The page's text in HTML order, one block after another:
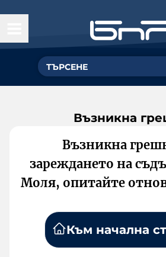
Възникна
Възникна
зареждането на
Моля, опитайте
Към начална